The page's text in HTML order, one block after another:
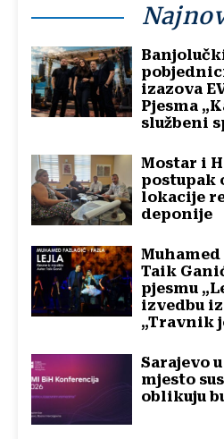
izazova
Pjesma
službeni
Mostar i
postupak
lokacije
deponije
Muhamed
Taik
pjesmu
izvedbu
„Travnik
Sarajevo
mjesto
oblikuju